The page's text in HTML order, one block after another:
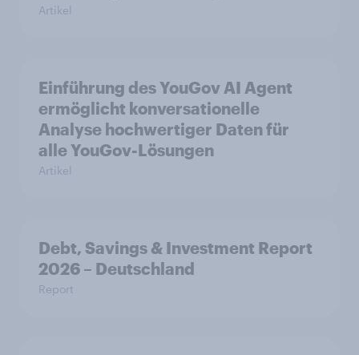
Artikel
Einführung des YouGov AI Agent
ermöglicht konversationelle
Analyse hochwertiger Daten für
alle YouGov-Lösungen
Artikel
Debt, Savings & Investment Report
2026 – Deutschland
Report